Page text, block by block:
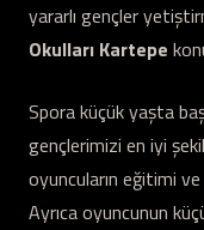
yararlı gençler
Okulları Kartepe
Spora küçük yaşta
gençlerimizi en iyi
oyuncuların eğitimi ve
Ayrıca oyuncunun